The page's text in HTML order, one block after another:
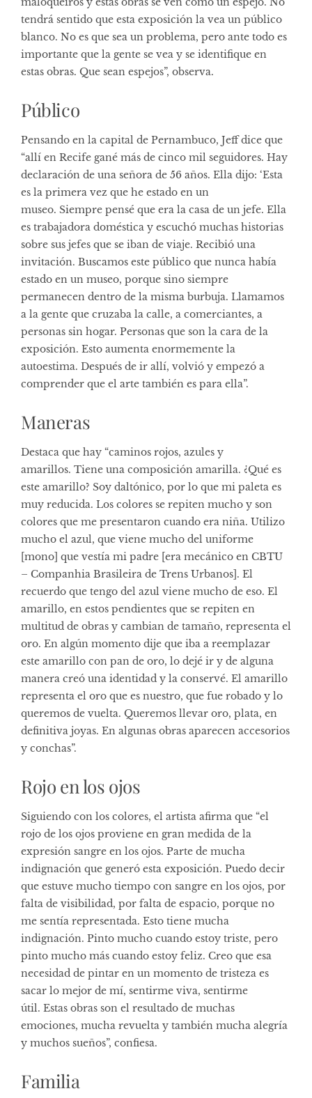
tendrá sentido que esta exposición la vea un público
blanco. No es que sea un problema, pero ante todo es
importante que la gente se vea y se identifique en
estas obras. Que sean espejos”, observa.
Público
Pensando en la capital de Pernambuco, Jeff dice que
“allí en Recife gané más de cinco mil seguidores. Hay
declaración de una señora de 56 años. Ella dijo: ‘Esta
es la primera vez que he estado en un
museo. Siempre pensé que era la casa de un jefe. Ella
es trabajadora doméstica y escuchó muchas historias
sobre sus jefes que se iban de viaje. Recibió una
invitación. Buscamos este público que nunca había
estado en un museo, porque sino siempre
permanecen dentro de la misma burbuja. Llamamos
a la gente que cruzaba la calle, a comerciantes, a
personas sin hogar. Personas que son la cara de la
exposición. Esto aumenta enormemente la
autoestima. Después de ir allí, volvió y empezó a
comprender que el arte también es para ella”.
Maneras
Destaca que hay “caminos rojos, azules y
amarillos. Tiene una composición amarilla. ¿Qué es
este amarillo? Soy daltónico, por lo que mi paleta es
muy reducida. Los colores se repiten mucho y son
colores que me presentaron cuando era niña. Utilizo
mucho el azul, que viene mucho del uniforme
[mono] que vestía mi padre [era mecánico en CBTU
– Companhia Brasileira de Trens Urbanos]. El
recuerdo que tengo del azul viene mucho de eso. El
amarillo, en estos pendientes que se repiten en
multitud de obras y cambian de tamaño, representa el
oro. En algún momento dije que iba a reemplazar
este amarillo con pan de oro, lo dejé ir y de alguna
manera creó una identidad y la conservé. El amarillo
representa el oro que es nuestro, que fue robado y lo
queremos de vuelta. Queremos llevar oro, plata, en
definitiva joyas. En algunas obras aparecen accesorios
y conchas”.
Rojo en los ojos
Siguiendo con los colores, el artista afirma que “el
rojo de los ojos proviene en gran medida de la
expresión sangre en los ojos. Parte de mucha
indignación que generó esta exposición. Puedo decir
que estuve mucho tiempo con sangre en los ojos, por
falta de visibilidad, por falta de espacio, porque no
me sentía representada. Esto tiene mucha
indignación. Pinto mucho cuando estoy triste, pero
pinto mucho más cuando estoy feliz. Creo que esa
necesidad de pintar en un momento de tristeza es
sacar lo mejor de mí, sentirme viva, sentirme
útil. Estas obras son el resultado de muchas
emociones, mucha revuelta y también mucha alegría
y muchos sueños”, confiesa.
Familia